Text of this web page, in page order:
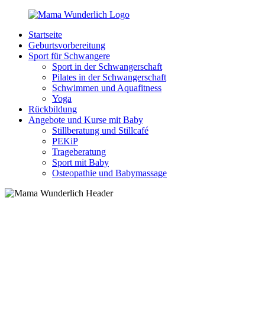
Zurück
Inhalt
MamaWunderlich.de
Mutti
sein
wunderbar!
Startseite
Geburtsvorbereitung
Sport für Schwangere
Sport in der Schwangerschaft
Pilates in der Schwangerschaft
Schwimmen und Aquafitness
Yoga
Rückbildung
Angebote und Kurse mit Baby
Stillberatung und Stillcafé
PEKiP
Trageberatung
Sport mit Baby
Osteopathie und Babymassage